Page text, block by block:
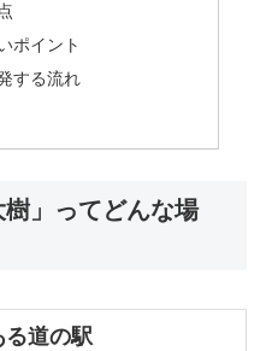
ポイント
する流れ
」ってどんな場
る道の駅